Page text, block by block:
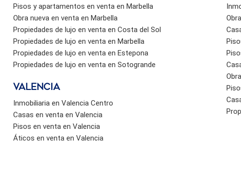
Pisos y apartamentos en venta en Marbella
Obra nueva en venta en Marbella
Propiedades de lujo en venta en Costa del Sol
Propiedades de lujo en venta en Marbella
Propiedades de lujo en venta en Estepona
Propiedades de lujo en venta en Sotogrande
valencia
Inmobiliaria en Valencia Centro
Casas en venta en Valencia
Pisos en venta en Valencia
Áticos en venta en Valencia